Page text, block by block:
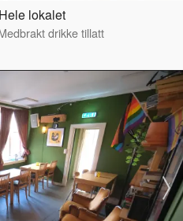
lokalet
drikke tillatt